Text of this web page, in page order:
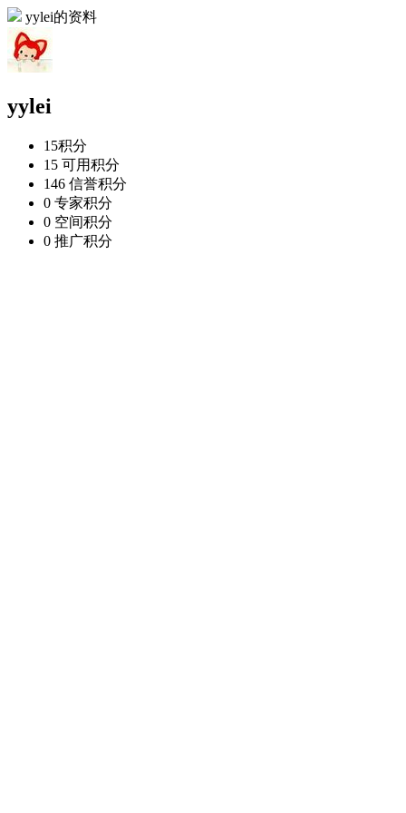
yylei的资料
yylei
15积分
15 可用积分
146 信誉积分
0 专家积分
0 空间积分
0 推广积分